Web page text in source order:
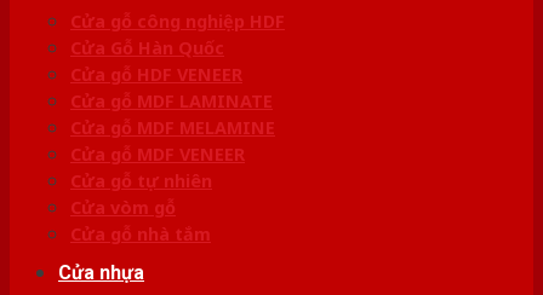
Cửa gỗ công nghiệp HDF
Cửa Gỗ Hàn Quốc
Cửa gỗ HDF VENEER
Cửa gỗ MDF LAMINATE
Cửa gỗ MDF MELAMINE
Cửa gỗ MDF VENEER
Cửa gỗ tự nhiên
Cửa vòm gỗ
Cửa gỗ nhà tắm
Cửa nhựa